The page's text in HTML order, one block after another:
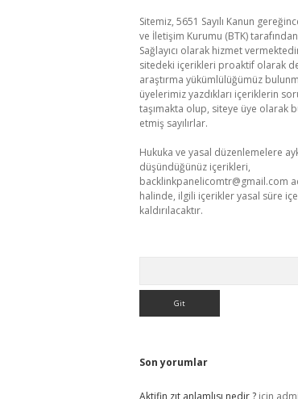
Sitemiz, 5651 Sayılı Kanun
ve İletişim Kurumu (BTK)
Sağlayıcı olarak hizmet
sitedeki içerikleri proaktif olarak
araştırma yükümlülüğümüz
üyelerimiz yazdıkları içeriklerin
taşımakta olup, siteye üye olarak
etmiş sayılırlar.
Hukuka ve yasal düzenlemelere
düşündüğünüz içerikleri,
backlinkpanelicomtr@gmail.com
halinde, ilgili içerikler yasal süre
kaldırılacaktır.
Son yorumlar
Aktifin zıt anlamlısı nedir ?için